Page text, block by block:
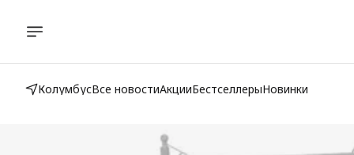
КолумбусВсе новостиАкцииБестселлерыНовинки